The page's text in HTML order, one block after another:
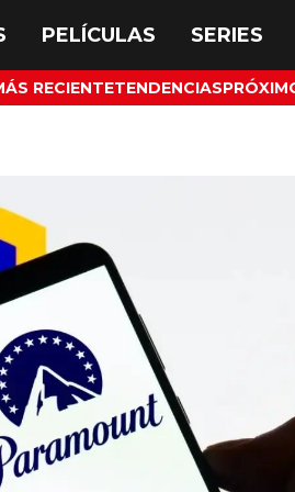
RECIENTETENDENCIAS